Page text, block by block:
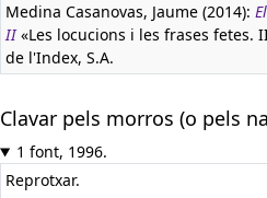
Medina Casanovas, Jaume (2014):
II«Les locucions i les frases fetes.
de l'Index, S.A.
Clavar pels morros (o pels
1 font, 1996.
Reprotxar.